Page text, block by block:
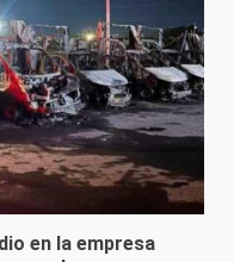
en la empresa